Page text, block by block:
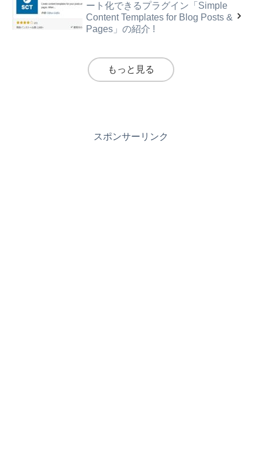
ート化できるプラグイン「Simple
Content Templates for Blog Posts &
Pages」の紹介 !
もっと見る
スポンサーリンク